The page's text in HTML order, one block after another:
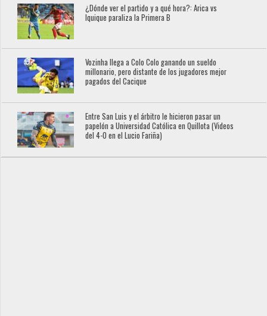
¿Dónde ver el partido y a qué hora?: Arica vs
Iquique paraliza la Primera B
Vozinha llega a Colo Colo ganando un sueldo
millonario, pero distante de los jugadores mejor
pagados del Cacique
Entre San Luis y el árbitro le hicieron pasar un
papelón a Universidad Católica en Quillota (Videos
del 4-0 en el Lucio Fariña)